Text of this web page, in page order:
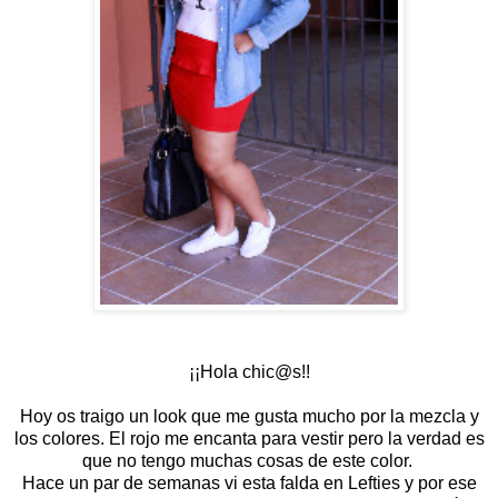
¡¡Hola chic@s!!
Hoy os traigo un look que me gusta mucho por la mezcla y
los colores. El rojo me encanta para vestir pero la verdad es
que no tengo muchas cosas de este color.
Hace un par de semanas vi esta falda en Lefties y por ese